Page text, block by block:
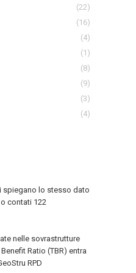
(22)
(16)
(4)
(1)
(8)
(9)
(3)
(4)
spiegano lo stesso dato
contati 122
nelle sovrastrutture
Ratio (TBR) entra
RPD